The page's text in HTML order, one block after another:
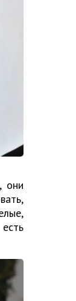
они